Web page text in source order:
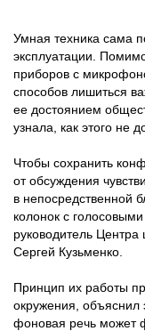
Умная техника сама
эксплуатации.
приборов с
способов лишиться
ее достоянием
узнала, как этого не
Чтобы сохранить
от обсуждения
в непосредственной
колонок с
руководитель Центра
Сергей Кузьменко.
Принцип их работы
окружения, объяснил
фоновая речь может